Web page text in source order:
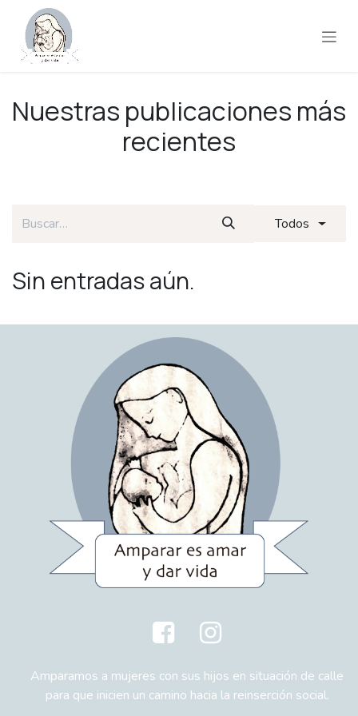
Ir al contenido
Nuestras publicaciones más
recientes
Todos
Sin entradas aún.
Amparamos a mujeres con sus hijos en situación de calle
para que inicien un camino hacia la reinserción social.